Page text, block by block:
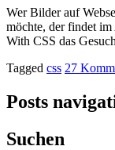
Wer Bilder auf
möchte, der findet
With CSS das
Tagged css 27
Posts
Suchen